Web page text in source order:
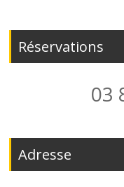
Réservations
03
Adresse